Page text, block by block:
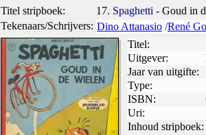
Titel stripboek:
17. Spaghetti - Goud in
Tekenaars/Schrijvers: Dino Attanasio /René
Titel:
Uitgever:
Jaar van uitgifte:
Type:
ISBN:
Uri:
Inhoud stripboek: